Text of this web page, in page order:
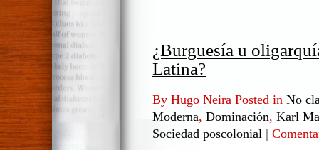
¿Burguesía u
Latina?
By Hugo Neira Posted in No
Moderna, Dominación, Karl
Sociedad poscolonial |